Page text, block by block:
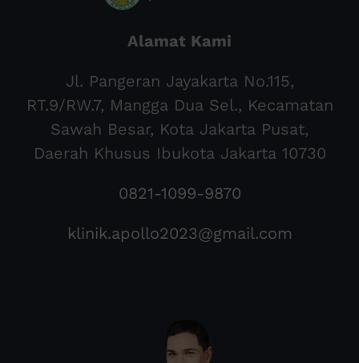
Alamat Kami
Jl. Pangeran Jayakarta No.115,
RT.9/RW.7, Mangga Dua Sel., Kecamatan
Sawah Besar, Kota Jakarta Pusat,
Daerah Khusus Ibukota Jakarta 10730
0821-1099-9870
klinik.apollo2023@gmail.com